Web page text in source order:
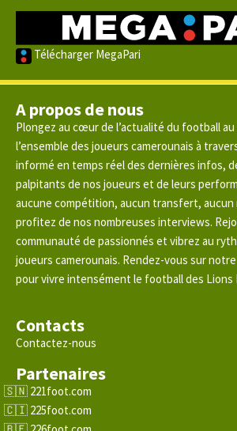
Télécharger MegaPari
A propos de nous
Plongez au cœur de l’actualité du football
l’ensemble des joueurs camerounais à
informé en temps réel des dernières infos,
palpitants de nos joueurs et de leurs
aucune compétition, aucun transfert,
profitez de nos nombreuses interviews.
communauté de passionnés et vibrez au
joueurs camerounais. Rendez-vous sur
pour vivre intensément le football des Lions
Contacts
Contactez-nous
Partenaires
221foot.com
225foot.com